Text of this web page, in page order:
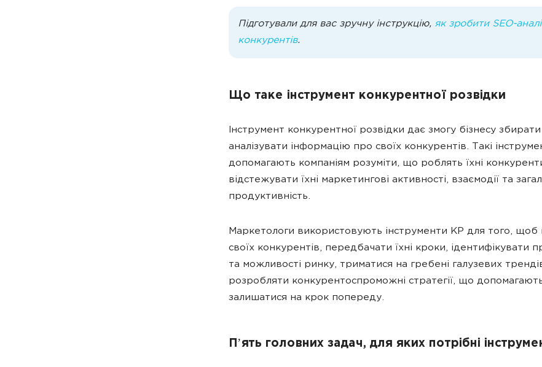
Підготували для вас зручну інструкцію, як зробити SEO-
конкурентів.
Що таке інструмент конкурентної розвідки
Інструмент конкурентної розвідки дає змогу бізнесу збирати
аналізувати інформацію про своїх конкурентів. Такі
допомагають компаніям розуміти, що роблять їхні
відстежувати їхні маркетингові активності, взаємодії та
продуктивність.
Маркетологи використовують інструменти КР для того, щоб
своїх конкурентів, передбачати їхні кроки, ідентифікувати
та можливості ринку, триматися на гребені галузевих
розробляти конкурентоспроможні стратегії, що
залишатися на крок попереду.
Пʼять головних задач, для яких потрібні